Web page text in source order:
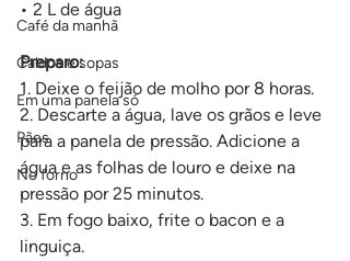
Café da manhã
Caldos e sopas
Em uma panela só
Pães
No forno
• 2 L de água
Preparo:
1. Deixe o feijão de molho por 8 horas.
2. Descarte a água, lave os grãos e leve
para a panela de pressão. Adicione a
água e as folhas de louro e deixe na
pressão por 25 minutos.
3. Em fogo baixo, frite o bacon e a
linguiça.